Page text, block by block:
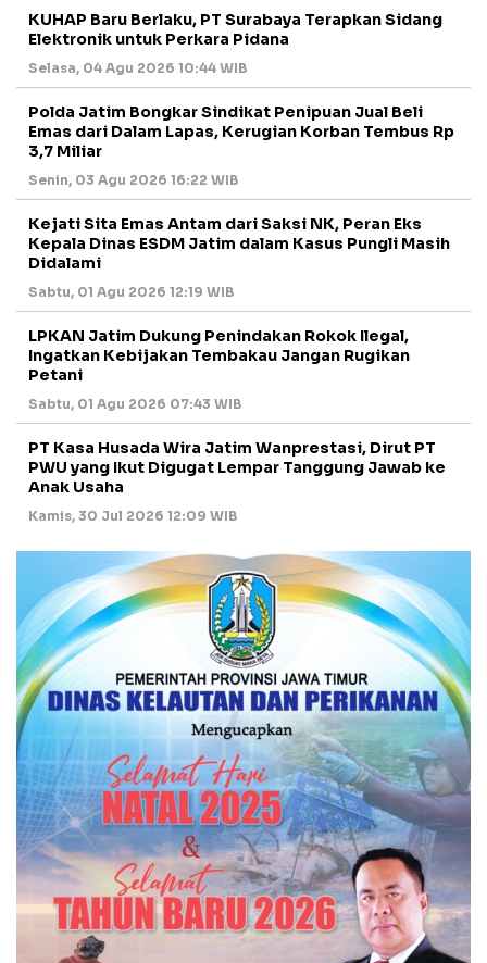
KUHAP Baru Berlaku, PT Surabaya Terapkan Sidang
Elektronik untuk Perkara Pidana
Selasa, 04 Agu 2026 10:44 WIB
Polda Jatim Bongkar Sindikat Penipuan Jual Beli
Emas dari Dalam Lapas, Kerugian Korban Tembus Rp
3,7 Miliar
Senin, 03 Agu 2026 16:22 WIB
Kejati Sita Emas Antam dari Saksi NK, Peran Eks
Kepala Dinas ESDM Jatim dalam Kasus Pungli Masih
Didalami
Sabtu, 01 Agu 2026 12:19 WIB
LPKAN Jatim Dukung Penindakan Rokok Ilegal,
Ingatkan Kebijakan Tembakau Jangan Rugikan
Petani
Sabtu, 01 Agu 2026 07:43 WIB
PT Kasa Husada Wira Jatim Wanprestasi, Dirut PT
PWU yang Ikut Digugat Lempar Tanggung Jawab ke
Anak Usaha
Kamis, 30 Jul 2026 12:09 WIB